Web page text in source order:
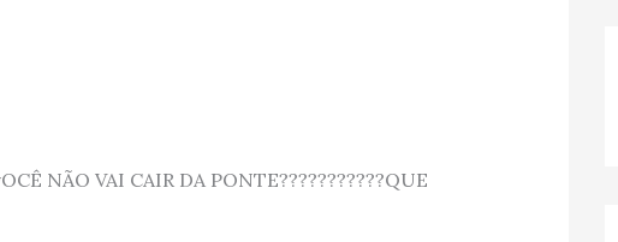
NÃO VAI CAIR DA PONTE???????????QUE